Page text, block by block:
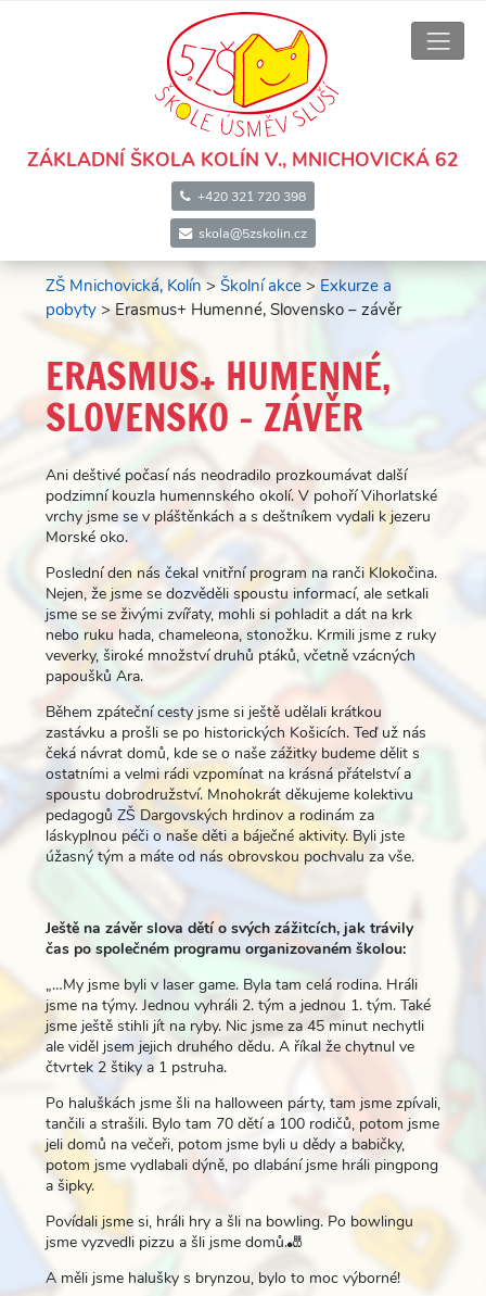
ZÁKLADNÍ ŠKOLA KOLÍN V., MNICHOVICKÁ 62
+420 321 720 398
skola@5zskolin.cz
ZŠ Mnichovická, Kolín > Školní akce > Exkurze a
pobyty >Erasmus+ Humenné, Slovensko – závěr
ERASMUS+ HUMENNÉ,
SLOVENSKO – ZÁVĚR
Ani deštivé počasí nás neodradilo prozkoumávat další
podzimní kouzla humennského okolí. V pohoří Vihorlatské
vrchy jsme se v pláštěnkách a s deštníkem vydali k jezeru
Morské oko.
Poslední den nás čekal vnitřní program na ranči Klokočina.
Nejen, že jsme se dozvěděli spoustu informací, ale setkali
jsme se se živými zvířaty, mohli si pohladit a dát na krk
nebo ruku hada, chameleona, stonožku. Krmili jsme z ruky
veverky, široké množství druhů ptáků, včetně vzácných
papoušků Ara.
Během zpáteční cesty jsme si ještě udělali krátkou
zastávku a prošli se po historických Košicích. Teď už nás
čeká návrat domů, kde se o naše zážitky budeme dělit s
ostatními a velmi rádi vzpomínat na krásná přátelství a
spoustu dobrodružství. Mnohokrát děkujeme kolektivu
pedagogů ZŠ Dargovských hrdinov a rodinám za
láskyplnou péči o naše děti a báječné aktivity. Byli jste
úžasný tým a máte od nás obrovskou pochvalu za vše.
Ještě na závěr slova dětí o svých zážitcích, jak trávily
čas po společném programu organizovaném školou:
„…My jsme byli v laser game. Byla tam celá rodina. Hráli
jsme na týmy. Jednou vyhráli 2. tým a jednou 1. tým. Také
jsme ještě stihli jít na ryby. Nic jsme za 45 minut nechytli
ale viděl jsem jejich druhého dědu. A říkal že chytnul ve
čtvrtek 2 štiky a 1 pstruha.
Po haluškách jsme šli na halloween párty, tam jsme zpívali,
tančili a strašili. Bylo tam 70 dětí a 100 rodičů, potom jsme
jeli domů na večeři, potom jsme byli u dědy a babičky,
potom jsme vydlabali dýně, po dlabání jsme hráli pingpong
a šipky.
Povídali jsme si, hráli hry a šli na bowling. Po bowlingu
jsme vyzvedli pizzu a šli jsme domů.🎳
A měli jsme halušky s brynzou, bylo to moc výborné!